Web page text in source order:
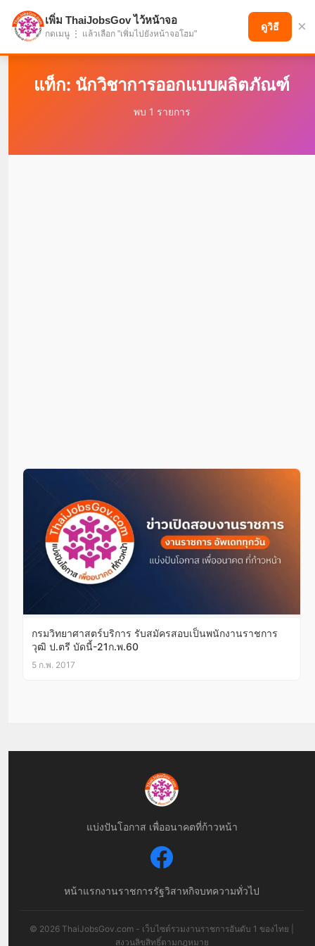
แบ่งปันโอกาส เพื่ออนาคตที่ก้าวหน้า
แท็ก: นักวิชาการออกแบบผลิตภัณฑ์
พบ 1 รายการ
กรมวิทยาศาสตร์บริการ รับสมัครสอบเป็นพนักงานราชการ
วุฒิ ป.ตรี บัดนี้-21ก.พ.60
5 ก.พ. 2017
แบ่งปันโอกาส เพื่ออนาคตที่ก้าวหน้า
หน้าแรกงานราชการรัฐวิสาหกิจบทความทั่วไป
© 2026 ThaiJobsGov.com - เว็บไซต์รวมงานราชการอันดับ 1 ของไทย |
สงวนลิขสิทธิ์ตามกฎหมาย
เพิ่ม ThaiJobsGov ไว้หน้าจอ
กดเมนู ⋮ แล้วเลือก "เพิ่มไปยังหน้าจอโฮม"
ดูวิธี ×